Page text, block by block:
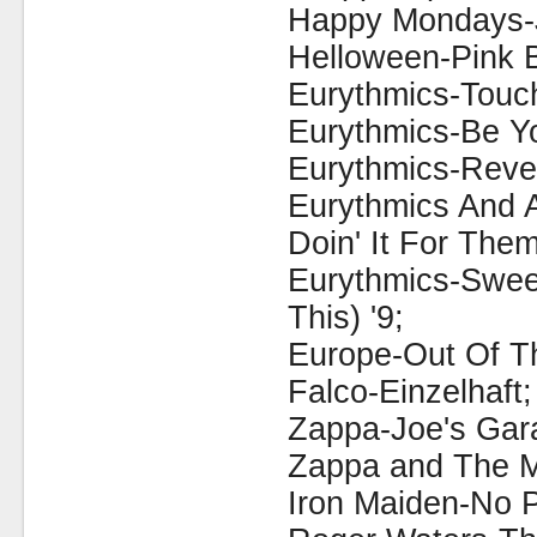
Happy
Helloween-Pink
Eurythmics-
Eurythmics-Be
Eurythmics-
Eurythmics And
Doin' It For
Eurythmics-
This) '9;
Europe-Out Of
Falco-Einzelhaft;
Zappa-Joe's
Zappa and The
Iron Maiden-No